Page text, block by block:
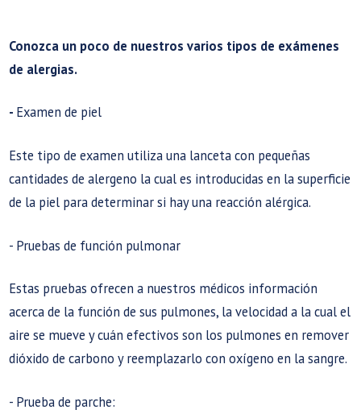
Conozca un poco de nuestros varios tipos de exámenes
de alergias.
- Examen de piel
Este tipo de examen utiliza una lanceta con pequeñas
cantidades de alergeno la cual es introducidas en la superficie
de la piel para determinar si hay una reacción alérgica.
- Pruebas de función pulmonar
Estas pruebas ofrecen a nuestros médicos información
acerca de la función de sus pulmones, la velocidad a la cual el
aire se mueve y cuán efectivos son los pulmones en remover
dióxido de carbono y reemplazarlo con oxígeno en la sangre.
- Prueba de parche: